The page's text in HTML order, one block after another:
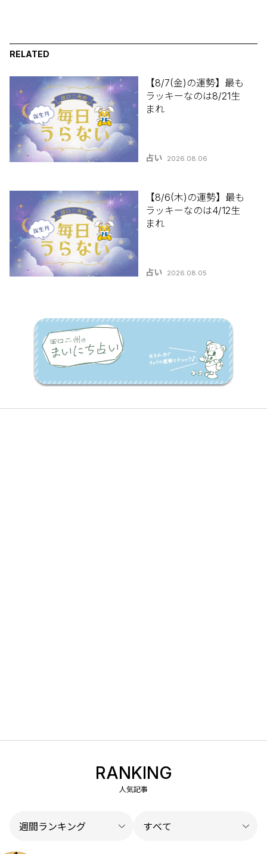
RELATED
【8/7(金)の運勢】最も
ラッキーなのは8/21生
まれ
占い 2026.08.06
【8/6(木)の運勢】最も
ラッキーなのは4/12生
まれ
占い 2026.08.05
RANKING
人気記事